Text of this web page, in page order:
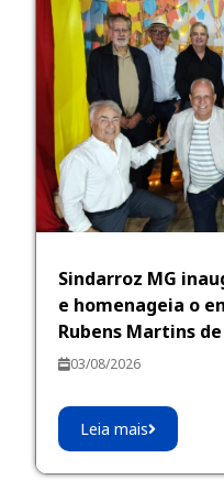
Sindarroz MG
e homenageia o
Rubens Martins
03/08/2026
Leia mais